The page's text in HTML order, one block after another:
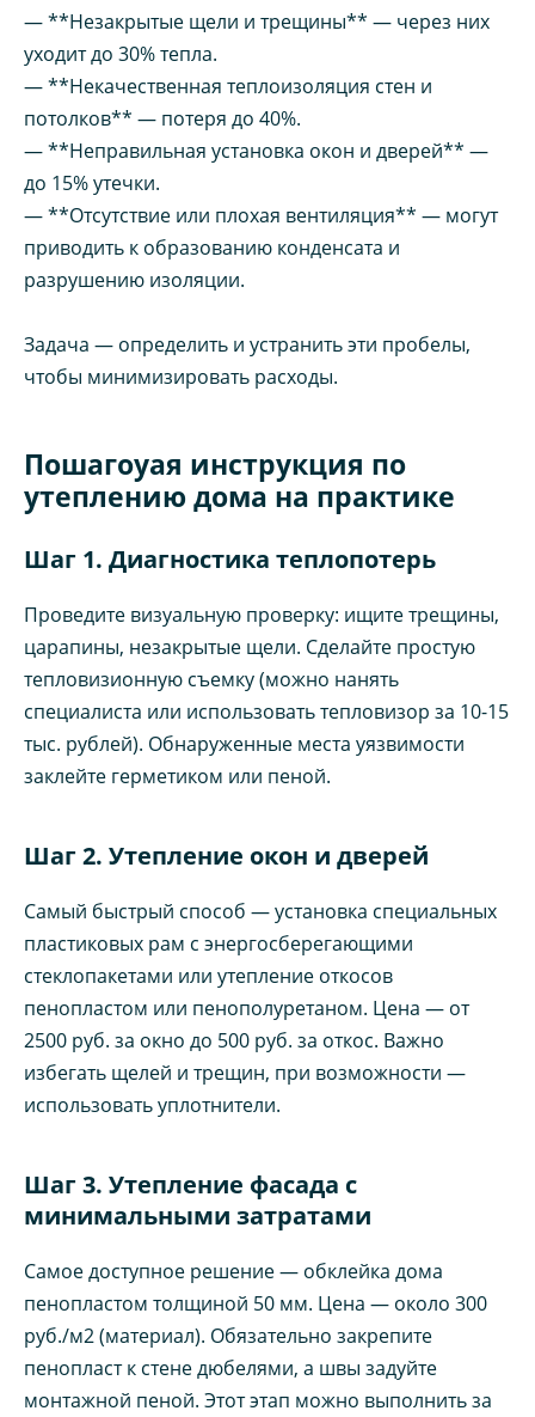
— **Незакрытые щели и трещины** — через них
уходит до 30% тепла.
— **Некачественная теплоизоляция стен и
потолков** — потеря до 40%.
— **Неправильная установка окон и дверей** —
до 15% утечки.
— **Отсутствие или плохая вентиляция** — могут
приводить к образованию конденсата и
разрушению изоляции.
Задача — определить и устранить эти пробелы,
чтобы минимизировать расходы.
Пошагоуая инструкция по
утеплению дома на практике
Шаг 1. Диагностика теплопотерь
Проведите визуальную проверку: ищите трещины,
царапины, незакрытые щели. Сделайте простую
тепловизионную съемку (можно нанять
специалиста или использовать тепловизор за 10-15
тыс. рублей). Обнаруженные места уязвимости
заклейте герметиком или пеной.
Шаг 2. Утепление окон и дверей
Самый быстрый способ — установка специальных
пластиковых рам с энергосберегающими
стеклопакетами или утепление откосов
пенопластом или пенополуретаном. Цена — от
2500 руб. за окно до 500 руб. за откос. Важно
избегать щелей и трещин, при возможности —
использовать уплотнители.
Шаг 3. Утепление фасада с
минимальными затратами
Самое доступное решение — обклейка дома
пенопластом толщиной 50 мм. Цена — около 300
руб./м2 (материал). Обязательно закрепите
пенопласт к стене дюбелями, а швы задуйте
монтажной пеной. Этот этап можно выполнить за